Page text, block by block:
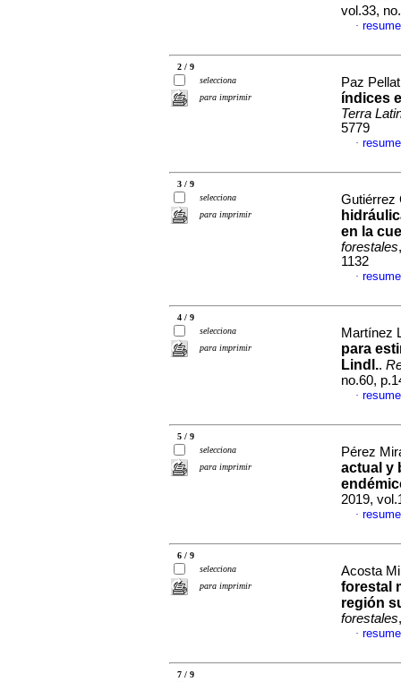
vol.33,
·
2 / 9
selecciona
para imprimir
Paz
índices
Terra
5779
·
3 / 9
selecciona
para imprimir
Gutiérrez
en la
forestales
1132
·
4 / 9
selecciona
para imprimir
Martínez
para
Lindl..
no.60,
·
5 / 9
selecciona
para imprimir
Pérez
actual y
2019,
·
6 / 9
selecciona
para imprimir
Acosta
forestal
región
forestales
·
7 / 9